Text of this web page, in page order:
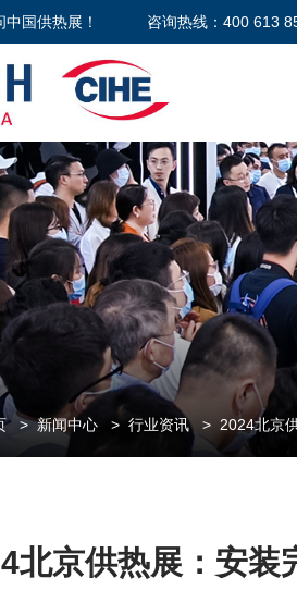
中国供热展！ 咨询热线：400 613
>新闻中心> 行业资讯> 2024北京
北京供热展：安装